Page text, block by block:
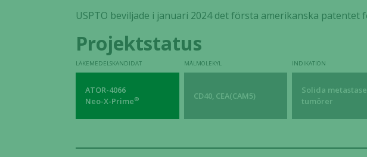
USPTO beviljade i januari 2024 det första amerikanska patentet
Projektstatus
LÄKEMEDELSKANDIDAT
ATOR-4066
Neo-X-Prime®
MÅLMOLEKYL
CD40, CEA(CAM5)
INDIKATION
Solida
tumörer